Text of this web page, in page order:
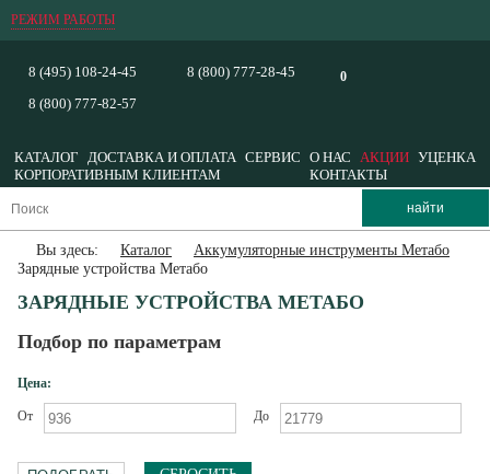
РЕЖИМ РАБОТЫ
0
8 (495) 108-24-45
8 (800) 777-82-57
8 (800) 777-28-45
КАТАЛОГ ДОСТАВКА И ОПЛАТА СЕРВИС О НАС АКЦИИ УЦЕНКА
КОРПОРАТИВНЫМ КЛИЕНТАМ
КОНТАКТЫ
Вы здесь: Каталог
Аккумуляторные инструменты Метабо
Зарядные устройства Метабо
ЗАРЯДНЫЕ УСТРОЙСТВА МЕТАБО
Подбор по параметрам
Цена:
От До